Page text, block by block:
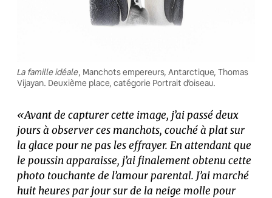
La famille idéale, Manchots empereurs, Antarctique, Thomas
Vijayan. Deuxième place, catégorie Portrait d’oiseau.
«Avant de capturer cette image, j’ai passé deux
jours à observer ces manchots, couché à plat sur
la glace pour ne pas les effrayer. En attendant que
le poussin apparaisse, j’ai finalement obtenu cette
photo touchante de l’amour parental. J’ai marché
huit heures par jour sur de la neige molle pour